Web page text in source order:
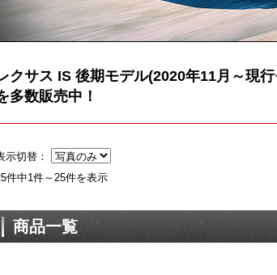
クサス IS 後期モデル(2020年11月～現
多数販売中！
示切替：
件中1件～25件を表示
商品一覧